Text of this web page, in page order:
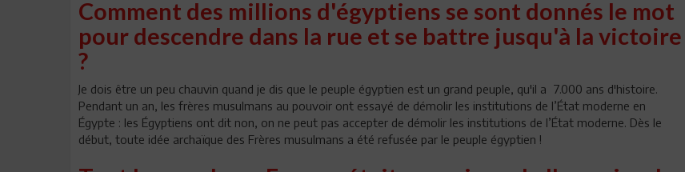
Comment des millions d'égyptiens se sont donnés le mot
pour descendre dans la rue et se battre jusqu'à la victoire
?
Je dois être un peu chauvin quand je dis que le peuple égyptien est un grand peuple, qu'il a 7.000 ans d'histoire.
Pendant un an, les frères musulmans au pouvoir ont essayé de démolir les institutions de l’État moderne en
Égypte : les Égyptiens ont dit non, on ne peut pas accepter de démolir les institutions de l’État moderne. Dès le
début, toute idée archaïque des Frères musulmans a été refusée par le peuple égyptien !